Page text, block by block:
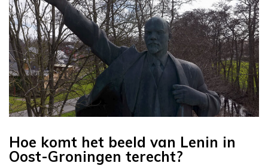
Hoe komt het beeld van Lenin in
Oost-Groningen terecht?